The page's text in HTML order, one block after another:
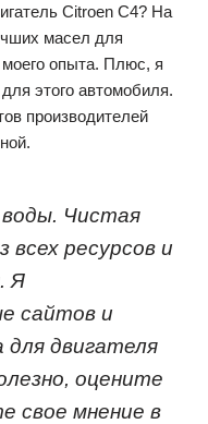
Citroen C4? На
масел для
моего опыта. Плюс, я
этого автомобиля.
производителей
Чистая
ресурсов и
Я
сайтов и
для двигателя
оцените
свое мнение в